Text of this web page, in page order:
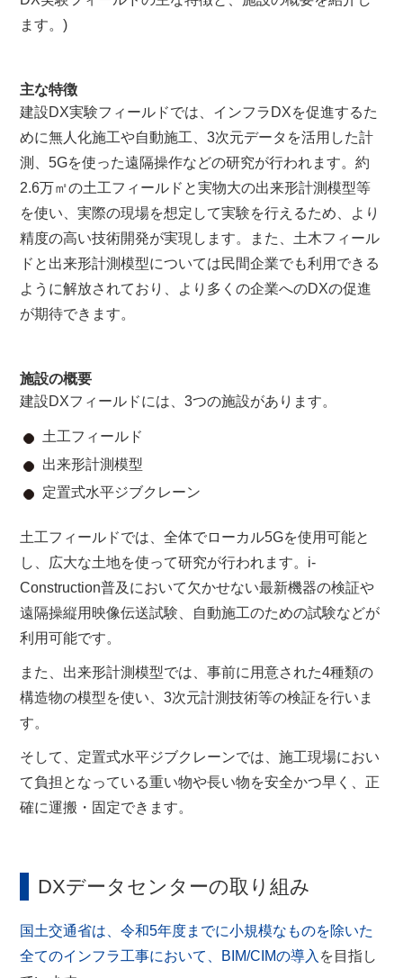
ます。)
主な特徴
建設DX実験フィールドでは、インフラDXを促進するた
めに無人化施工や自動施工、3次元データを活用した計
測、5Gを使った遠隔操作などの研究が行われます。約
2.6万㎡の土工フィールドと実物大の出来形計測模型等
を使い、実際の現場を想定して実験を行えるため、より
精度の高い技術開発が実現します。また、土木フィール
ドと出来形計測模型については民間企業でも利用できる
ように解放されており、より多くの企業へのDXの促進
が期待できます。
施設の概要
建設DXフィールドには、3つの施設があります。
土工フィールド
出来形計測模型
定置式水平ジブクレーン
土工フィールドでは、全体でローカル5Gを使用可能と
し、広大な土地を使って研究が行われます。i-
Construction普及において欠かせない最新機器の検証や
遠隔操縦用映像伝送試験、自動施工のための試験などが
利用可能です。
また、出来形計測模型では、事前に用意された4種類の
構造物の模型を使い、3次元計測技術等の検証を行いま
す。
そして、定置式水平ジブクレーンでは、施工現場におい
て負担となっている重い物や長い物を安全かつ早く、正
確に運搬・固定できます。
DXデータセンターの取り組み
国土交通省は、令和5年度までに小規模なものを除いた
全てのインフラ工事において、BIM/CIMの導入 を目指し